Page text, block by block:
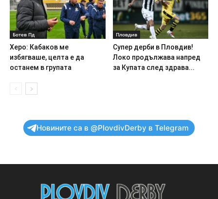
Ботев Пд
Херо: Кабаков ме
избягваше, целта е да
останем в групата
Пловдив
Супер дерби в Пловдив!
Локо продължава напред
за Купата след здрава...
Новините са в @PlovdivDerby в Telegram